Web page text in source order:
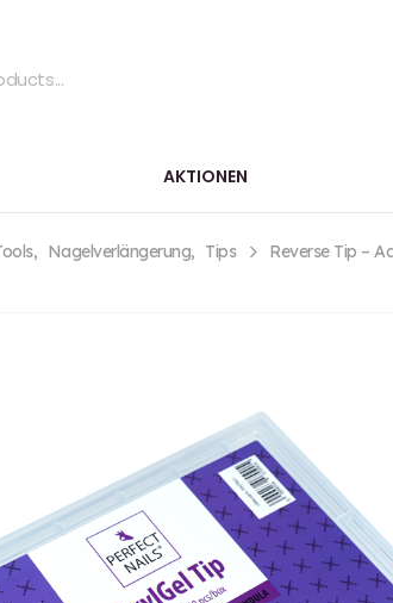
AKTIONEN
, Nagelverlängerung, Tips Reverse Tip –